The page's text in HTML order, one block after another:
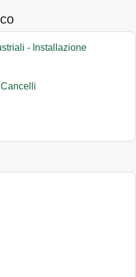
- Installazione